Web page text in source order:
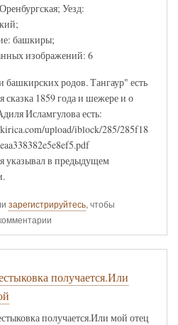
Уезд:
башкиры;
изображений: 6
родов. Тангаур" есть
сказка 1859 года и шежере и о
Исламгулова есть:
upload/iblock/285/285f18
указывал в предыдущем
зарегистрируйтесь, чтобы
получается.Или
получается.Или мой отец